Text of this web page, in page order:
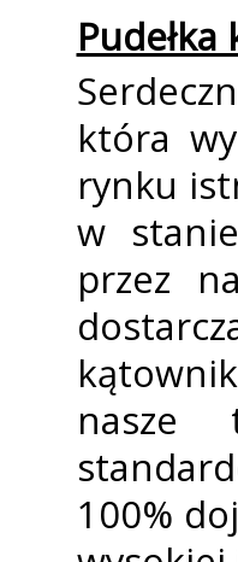
która
rynku
w
przez
nasze
100%